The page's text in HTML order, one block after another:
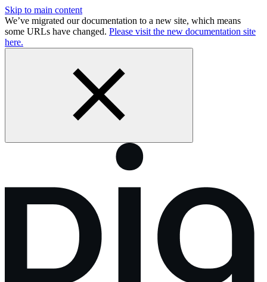
Skip to main content
We’ve migrated our documentation to a new site, which means
some URLs have changed. Please visit the new documentation site
here.